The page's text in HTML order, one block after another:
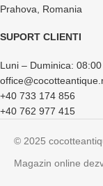
Prahova, Romania
SUPORT CLIENTI
Luni – Duminica:
+40 733 174 856
+40 762 977 415
© 2025
Magazin online